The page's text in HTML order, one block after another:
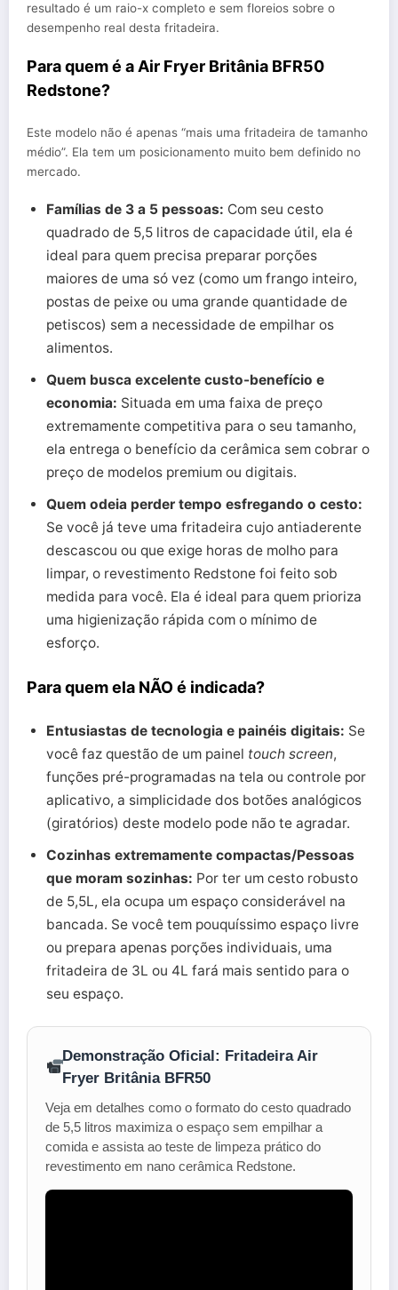
resultado é um raio-x completo e sem floreios sobre o
desempenho real desta fritadeira.
Para quem é a Air Fryer Britânia BFR50
Redstone?
Este modelo não é apenas “mais uma fritadeira de tamanho
médio”. Ela tem um posicionamento muito bem definido no
mercado.
Famílias de 3 a 5 pessoas: Com seu cesto
quadrado de 5,5 litros de capacidade útil, ela é
ideal para quem precisa preparar porções
maiores de uma só vez (como um frango inteiro,
postas de peixe ou uma grande quantidade de
petiscos) sem a necessidade de empilhar os
alimentos.
Quem busca excelente custo-benefício e
economia: Situada em uma faixa de preço
extremamente competitiva para o seu tamanho,
ela entrega o benefício da cerâmica sem cobrar o
preço de modelos premium ou digitais.
Quem odeia perder tempo esfregando o cesto:
Se você já teve uma fritadeira cujo antiaderente
descascou ou que exige horas de molho para
limpar, o revestimento Redstone foi feito sob
medida para você. Ela é ideal para quem prioriza
uma higienização rápida com o mínimo de
esforço.
Para quem ela NÃO é indicada?
Entusiastas de tecnologia e painéis digitais: Se
você faz questão de um painel touch screen,
funções pré-programadas na tela ou controle por
aplicativo, a simplicidade dos botões analógicos
(giratórios) deste modelo pode não te agradar.
Cozinhas extremamente compactas/Pessoas
que moram sozinhas: Por ter um cesto robusto
de 5,5L, ela ocupa um espaço considerável na
bancada. Se você tem pouquíssimo espaço livre
ou prepara apenas porções individuais, uma
fritadeira de 3L ou 4L fará mais sentido para o
seu espaço.
Demonstração Oficial: Fritadeira Air
Fryer Britânia BFR50
Veja em detalhes como o formato do cesto quadrado
de 5,5 litros maximiza o espaço sem empilhar a
comida e assista ao teste de limpeza prático do
revestimento em nano cerâmica Redstone.